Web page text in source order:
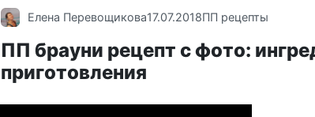
Елена Перевощикова17.07.2018ПП рецепты
ПП брауни рецепт с фото:
приготовления